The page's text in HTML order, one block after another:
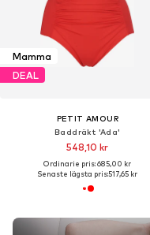
Mamma
DEAL
PETIT AMOUR
Baddräkt 'Ada'
548,10 kr
Ordinarie pris: 685,00 kr
Senaste lägsta pris:517,65 kr